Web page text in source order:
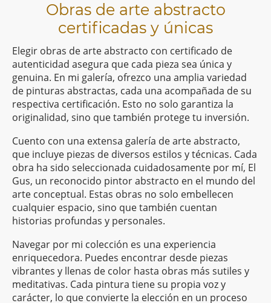
Obras de arte abstracto
certificadas y únicas
Elegir obras de arte abstracto con certificado de
autenticidad asegura que cada pieza sea única y
genuina. En mi galería, ofrezco una amplia variedad
de pinturas abstractas, cada una acompañada de su
respectiva certificación. Esto no solo garantiza la
originalidad, sino que también protege tu inversión.
Cuento con una extensa galería de arte abstracto,
que incluye piezas de diversos estilos y técnicas. Cada
obra ha sido seleccionada cuidadosamente por mí, El
Gus, un reconocido pintor abstracto en el mundo del
arte conceptual. Estas obras no solo embellecen
cualquier espacio, sino que también cuentan
historias profundas y personales.
Navegar por mi colección es una experiencia
enriquecedora. Puedes encontrar desde piezas
vibrantes y llenas de color hasta obras más sutiles y
meditativas. Cada pintura tiene su propia voz y
carácter, lo que convierte la elección en un proceso